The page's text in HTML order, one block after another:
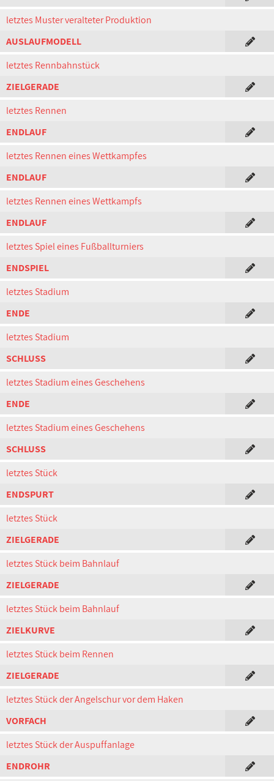
letztes Muster veralteter Produktion
AUSLAUFMODELL
letztes Rennbahnstück
ZIELGERADE
letztes Rennen
ENDLAUF
letztes Rennen eines Wettkampfes
ENDLAUF
letztes Rennen eines Wettkampfs
ENDLAUF
letztes Spiel eines Fußballturniers
ENDSPIEL
letztes Stadium
ENDE
letztes Stadium
SCHLUSS
letztes Stadium eines Geschehens
ENDE
letztes Stadium eines Geschehens
SCHLUSS
letztes Stück
ENDSPURT
letztes Stück
ZIELGERADE
letztes Stück beim Bahnlauf
ZIELGERADE
letztes Stück beim Bahnlauf
ZIELKURVE
letztes Stück beim Rennen
ZIELGERADE
letztes Stück der Angelschur vor dem Haken
VORFACH
letztes Stück der Auspuffanlage
ENDROHR